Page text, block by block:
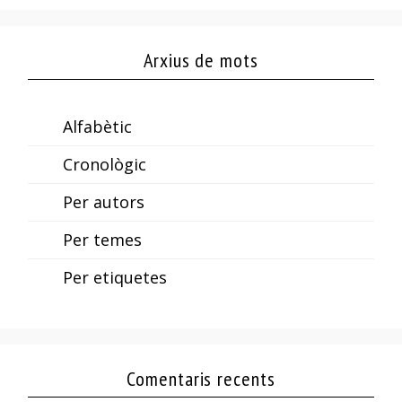
Arxius de mots
Alfabètic
Cronològic
Per autors
Per temes
Per etiquetes
Comentaris recents